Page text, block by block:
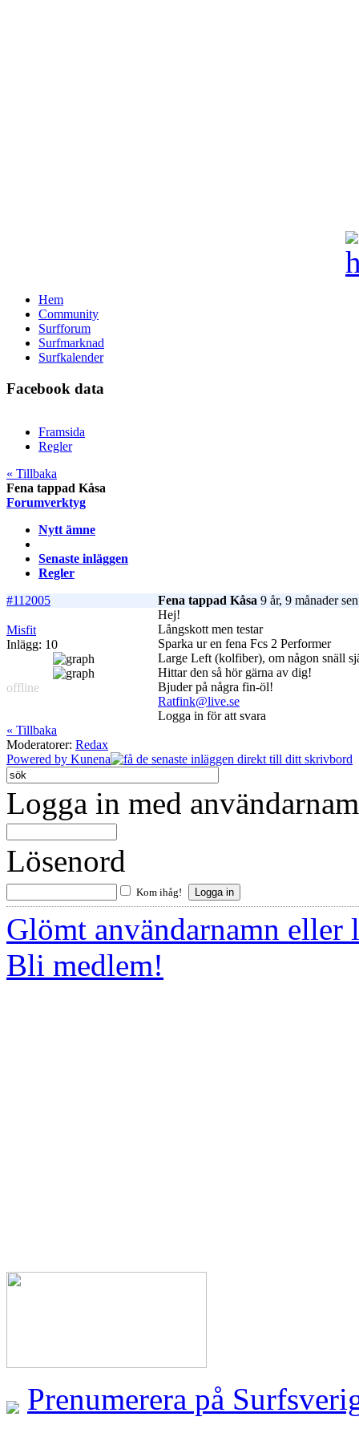
Hem
Community
Surfforum
Surfmarknad
Surfkalender
Facebook data
Framsida
Regler
« Tillbaka
Fena tappad Kåsa
Forumverktyg
Nytt ämne
Senaste inläggen
Regler
#112005
Fena tappad Kåsa 9 år, 9 månader sen
Misfit
Inlägg: 10
offline
Hej!
Långskott men testar
Sparka ur en fena Fcs 2 Performer
Large Left (kolfiber), om någon snäll
Hittar den så hör gärna av dig!
Bjuder på några fin-öl!
Ratfink@live.se
Logga in för att svara
« Tillbaka
Moderatorer: Redax
Powered by Kunena
Logga in med
Lösenord
Kom ihåg!
Glömt användarnamn eller
Bli medlem!
Prenumerera på